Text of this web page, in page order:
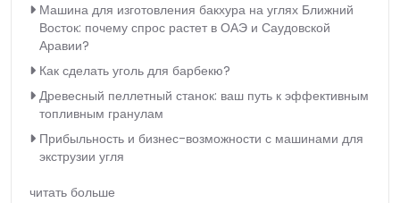
Машина для изготовления бакхура на углях Ближний
Восток: почему спрос растет в ОАЭ и Саудовской
Аравии?
Как сделать уголь для барбекю?
Древесный пеллетный станок: ваш путь к эффективным
топливным гранулам
Прибыльность и бизнес-возможности с машинами для
экструзии угля
читать больше